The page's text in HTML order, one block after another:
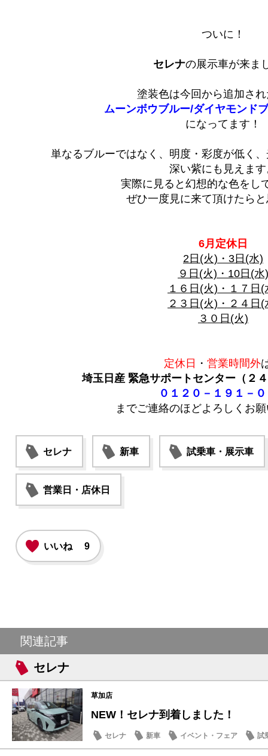
ついに！
セレナの展示車が来ま
塗装色は今回から追加さ
ムーンボウブルー/ダイヤモンド
になってます！
単なるブルーではなく、明度・彩度が低く
深い紫にも見えま
実際に見ると幻想的な色をし
ぜひ一度見に来て頂けたら
6月定休日
2日(火)・3日(水)
９日(火)・10日(水)
１６日(火)・１７日(
２３日(火)・２４日(
３０日(火)
定休日 ・ 営業時間外
埼玉日産 緊急サポートセンター（２
０１２０－１９１－
までご連絡のほどよろしくお
セレナ 新車 試乗車・展示車
営業日・店休日
いいね 9
関連記事
セレナ
草加店
NEW！セレナ到着しました！
セレナ 新車 イベント・フェア 試